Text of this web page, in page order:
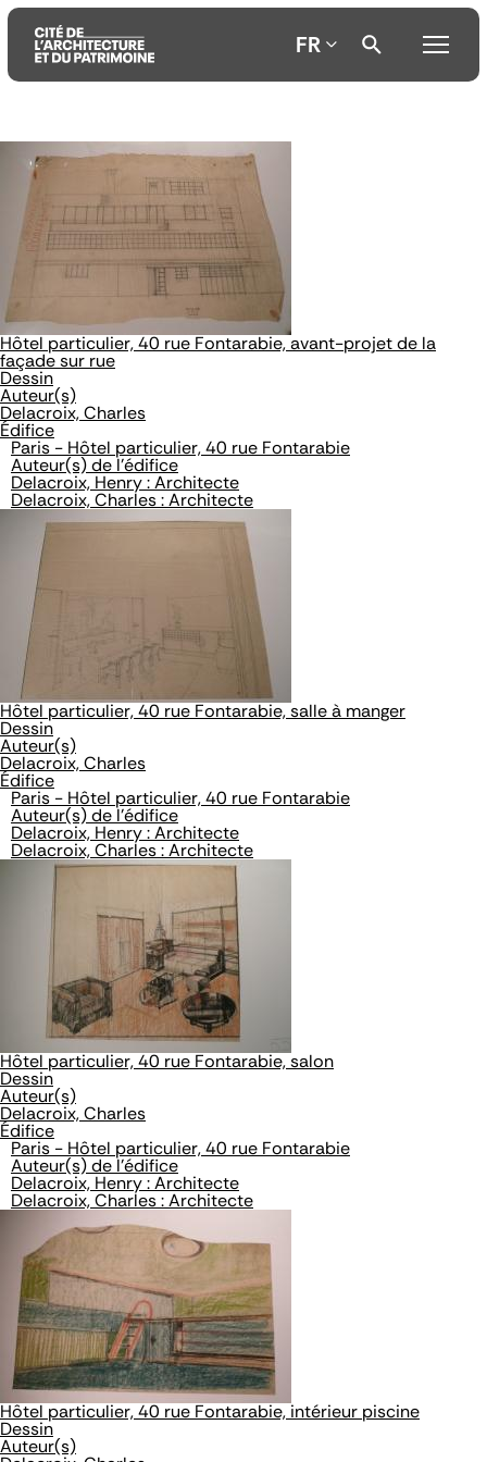
Aller
contenu
principal
Aller
menu
principal
Aller
recherche
FR
Hôtel particulier, 40 rue Fontarabie, avant-projet de la
façade sur rue
Dessin
Auteur(s)
Delacroix, Charles
Édifice
Paris - Hôtel particulier, 40 rue Fontarabie
Auteur(s) de l'édifice
Delacroix, Henry : Architecte
Delacroix, Charles : Architecte
Hôtel particulier, 40 rue Fontarabie, salle à manger
Dessin
Auteur(s)
Delacroix, Charles
Édifice
Paris - Hôtel particulier, 40 rue Fontarabie
Auteur(s) de l'édifice
Delacroix, Henry : Architecte
Delacroix, Charles : Architecte
Hôtel particulier, 40 rue Fontarabie, salon
Dessin
Auteur(s)
Delacroix, Charles
Édifice
Paris - Hôtel particulier, 40 rue Fontarabie
Auteur(s) de l'édifice
Delacroix, Henry : Architecte
Delacroix, Charles : Architecte
Hôtel particulier, 40 rue Fontarabie, intérieur piscine
Dessin
Auteur(s)